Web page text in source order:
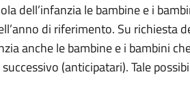
dell’infanzia le bambine e i
di riferimento. Su richiesta
anche le bambine e i bambini
(anticipatari). Tale